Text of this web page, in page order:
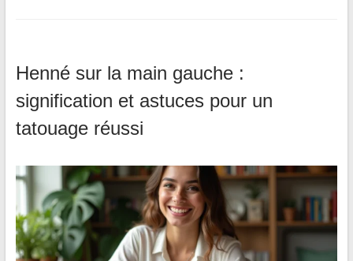
Henné sur la main gauche :
signification et astuces pour un
tatouage réussi